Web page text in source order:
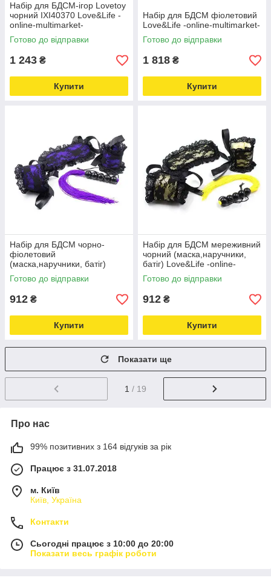
Набір для БДСМ-ігор Lovetoy
чорний IXI40370 Love&Life -
online-multimarket-
Готово до відправки
1 243 ₴
Купити
Набір для БДСМ фіолетовий
Love&Life -online-multimarket-
Готово до відправки
1 818 ₴
Купити
Набір для БДСМ чорно-
фіолетовий
(маска,наручники, батіг)
Love&Life -online-multimarket-
Готово до відправки
912 ₴
Купити
Набір для БДСМ мереживний
чорний (маска,наручники,
батіг) Love&Life -online-
multimarket-
Готово до відправки
912 ₴
Купити
Показати ще
1 / 19
Про нас
99% позитивних з 164 відгуків за рік
Працює з 31.07.2018
м. Київ
Київ, Україна
Контакти
Сьогодні працює з 10:00 до 20:00
Показати весь графік роботи